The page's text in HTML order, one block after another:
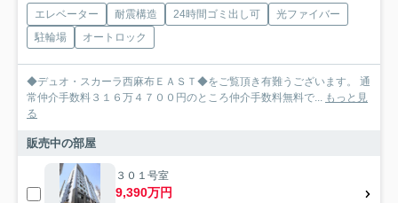
エレベーター 耐震構造 24時間ゴミ出し可
光ファイバー
駐輪場
オートロック
◆デュオ・スカーラ西麻布ＥＡＳＴ◆をご覧頂き有難うございます。 通
常仲介手数料３１６万４７００円のところ仲介手数料無料で... もっと見
る
販売中の部屋
３０１号室
9,390万円